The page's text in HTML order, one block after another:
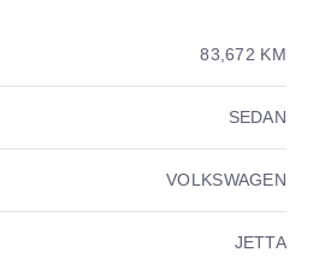
83,672 KM
SEDAN
VOLKSWAGEN
JETTA